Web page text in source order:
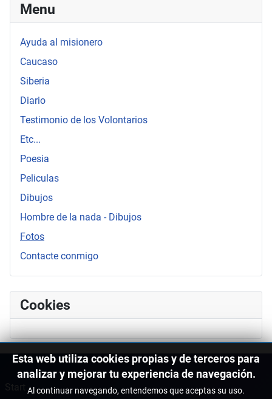
Menu
Ayuda al misionero
Caucaso
Siberia
Diario
Testimonio de los Volontarios
Etc...
Poesia
Peliculas
Dibujos
Hombre de la nada - Dibujos
Fotos
Contacte conmigo
Cookies
Esta web utiliza cookies propias y de terceros para
analizar y mejorar tu experiencia de navegación.
Al continuar navegando, entendemos que aceptas su uso.